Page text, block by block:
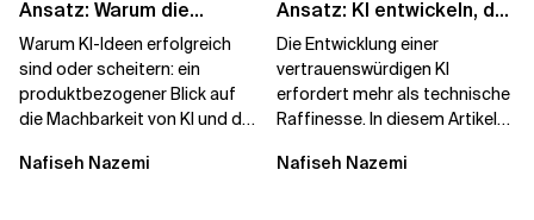
Ansatz: Warum die
Machbarkeit von KI
darüber...
Warum KI-Ideen erfolgreich
sind oder scheitern: ein
produktbezogener Blick auf
die Machbarkeit von KI und die
verarbeiten, und...
Nafiseh Nazemi
Ansatz: KI entwickeln, der
die Menschen vertrauen
Die Entwicklung einer
vertrauenswürdigen KI
erfordert mehr als technische
Raffinesse. In diesem Artikel
Begehrlichkeit von KI...
Nafiseh Nazemi